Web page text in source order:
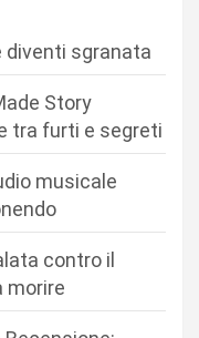
diventi sgranata
Story
tra furti e segreti
musicale
contro il
morire